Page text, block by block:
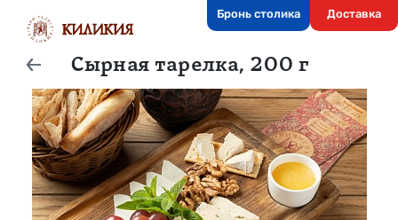
Сырная тарелка, 200 г
Бронь столика Доставка